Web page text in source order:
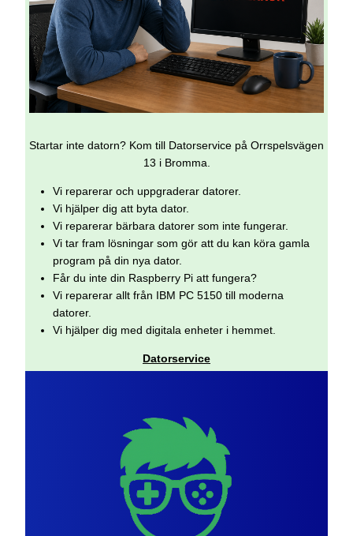
Startar inte datorn? Kom till Datorservice på Orrspelsvägen
13 i Bromma.
Vi reparerar och uppgraderar datorer.
Vi hjälper dig att byta dator.
Vi reparerar bärbara datorer som inte fungerar.
Vi tar fram lösningar som gör att du kan köra gamla
program på din nya dator.
Får du inte din Raspberry Pi att fungera?
Vi reparerar allt från IBM PC 5150 till moderna
datorer.
Vi hjälper dig med digitala enheter i hemmet.
Datorservice